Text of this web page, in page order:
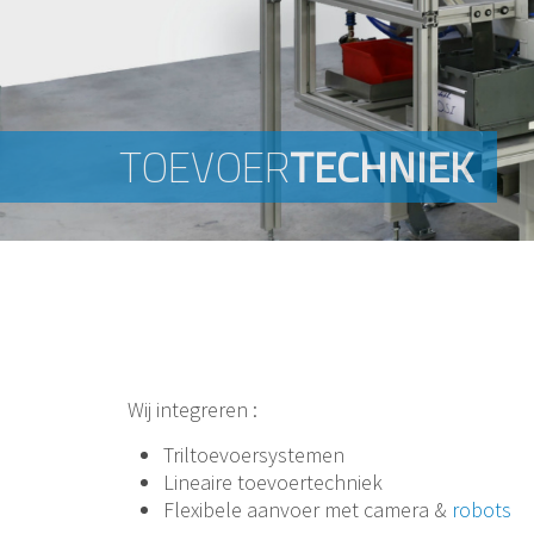
TOEVOERTECHNIEK
TOEVOERTECHNIEK
Wij integreren :
Triltoevoersystemen
Lineaire toevoertechniek
Flexibele aanvoer met camera & robots